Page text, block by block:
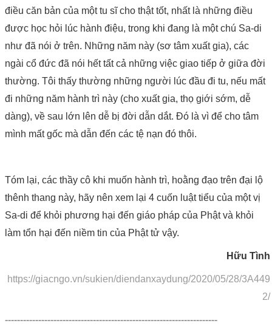
điều căn bản của một tu sĩ cho thật tốt, nhất là những điều
được học hỏi lúc hành điệu, trong khi đang là một chú Sa-di
như đã nói ở trên. Những năm này (sơ tâm xuất gia), các
ngài cổ đức đã nói hết tất cả những việc giao tiếp ở giữa đời
thường. Tôi thấy thường những người lúc đầu đi tu, nếu mất
đi những năm hành trì này (cho xuất gia, thọ giới sớm, dễ
dàng), về sau lớn lên dễ bị đời dẫn dắt. Đó là vì để cho tâm
mình mất gốc mà dẫn đến các tệ nạn đó thôi.
Tóm lại, các thầy cô khi muốn hành trì, hoằng đạo trên đại lộ
thênh thang này, hãy nên xem lại 4 cuốn luật tiểu của một vị
Sa-di để khỏi phương hại đến giáo pháp của Phật và khỏi
làm tổn hại đến niềm tin của Phật tử vậy.
Hữu Tình
https://giacngo.vn/sukien/diendanxaydung/2020/05/28/3A449
2/
----------------------------------------------------------------------